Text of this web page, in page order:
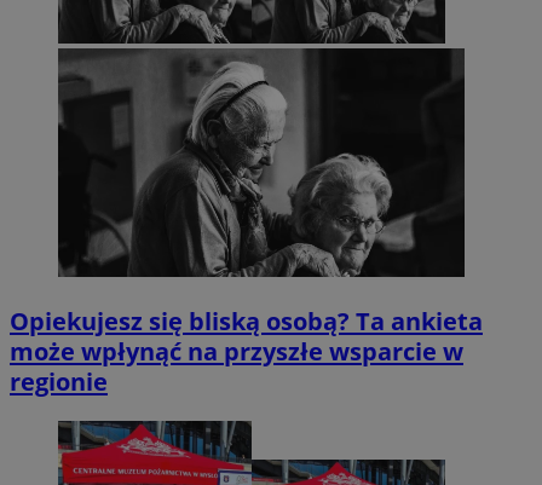
Opiekujesz się bliską osobą? Ta ankieta
może wpłynąć na przyszłe wsparcie w
regionie